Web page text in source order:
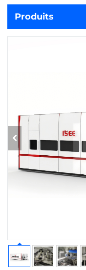
Produits